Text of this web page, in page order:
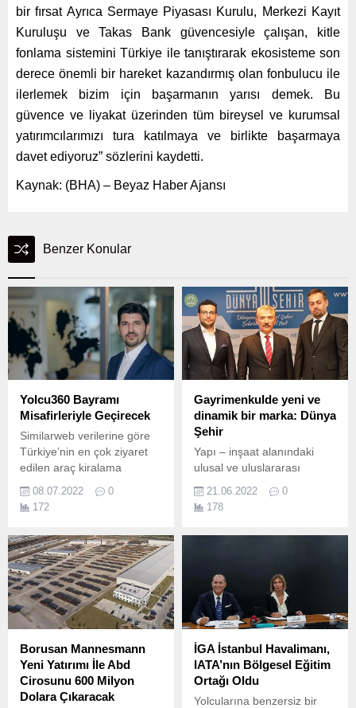
bir fırsat Ayrıca Sermaye Piyasası Kurulu, Merkezi Kayıt
Kuruluşu ve Takas Bank güvencesiyle çalışan, kitle
fonlama sistemini Türkiye ile tanıştırarak ekosisteme son
derece önemli bir hareket kazandırmış olan fonbulucu ile
ilerlemek bizim için başarmanın yarısı demek. Bu
güvence ve liyakat üzerinden tüm bireysel ve kurumsal
yatırımcılarımızı tura katılmaya ve birlikte başarmaya
davet ediyoruz” sözlerini kaydetti.
Kaynak: (BHA) – Beyaz Haber Ajansı
Benzer Konular
Yolcu360 Bayramı
Misafirleriyle Geçirecek
Similarweb verilerine göre
Türkiye’nin en çok ziyaret
edilen araç kiralama
Bayramı’nda araç
kiralamanın adresi oldu.
08.07.2022
0
172
Gayrimenkulde yeni ve
dinamik bir marka: Dünya
Şehir
Yapı – inşaat alanındaki
ulusal ve uluslararası
taşıyan Dünya Şehir
Gayrimenkul Geliştirme ve
ediyor.
21.06.2022
0
178
Borusan Mannesmann
Yeni Yatırımı İle Abd
Cirosunu 600 Milyon
Dolara Çıkaracak
İGA İstanbul Havalimanı,
IATA’nın Bölgesel Eğitim
Ortağı Oldu
Yolcularına benzersiz bir